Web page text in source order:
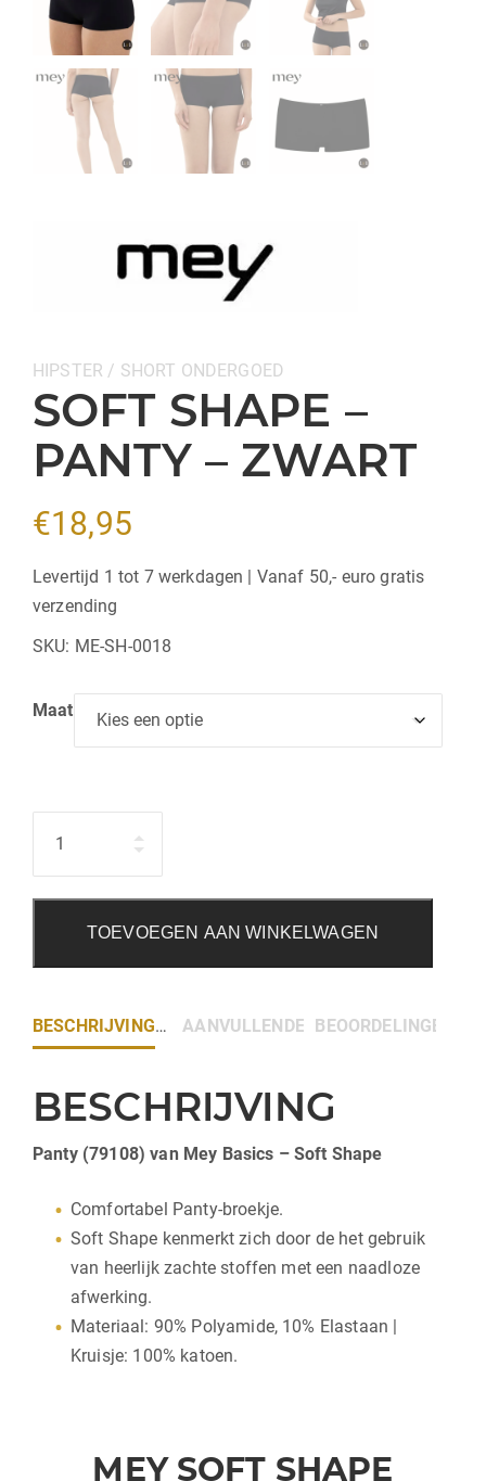
Categorieën:
HIPSTER / SHORT ONDERGOED
SOFT SHAPE –
PANTY – ZWART
€18,95
Levertijd 1 tot 7 werkdagen | Vanaf 50,- euro gratis
verzending
SKU: ME-SH-0018
Maat
TOEVOEGEN AAN WINKELWAGEN
BESCHRIJVING AANVULLENDE INFORMATIE
BEOORDELINGEN (0)
BESCHRIJVING
Panty (79108) van Mey Basics – Soft Shape
Comfortabel Panty-broekje.
Soft Shape kenmerkt zich door de het gebruik
van heerlijk zachte stoffen met een naadloze
afwerking.
Materiaal: 90% Polyamide, 10% Elastaan |
Kruisje: 100% katoen.
MEY SOFT SHAPE